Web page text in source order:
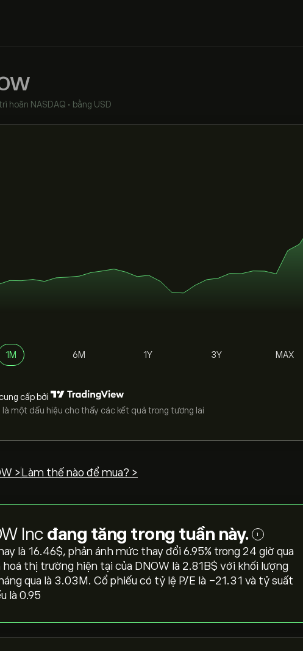
hoãn NASDAQ • bằng USD
1M 6M 1Y 3Y MAX
cấp bởi
một dấu hiệu cho thấy các kết quả trong tương lai
> Làm thế nào để mua? >
Inc đang tăng trong tuần này. i
là 16.46‎$‎, phản ánh mức thay đổi ‎6.95‎% trong 24 giờ qua
hoá thị trường hiện tại của DNOW là 2.81B‎$‎ với khối lượng
qua là 3.03M. Cổ phiếu có tỷ lệ P/E là -21.31 và tỷ suất
là 0.95